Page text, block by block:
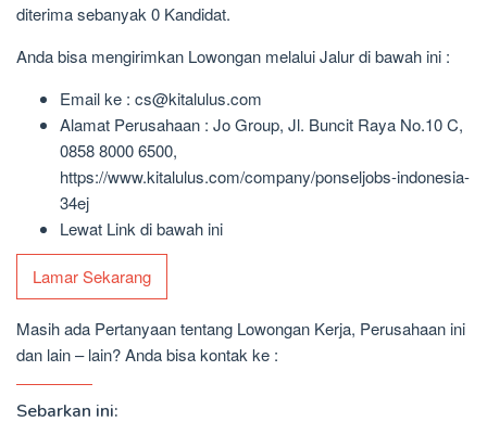
diterima sebanyak 0 Kandidat.
Anda bisa mengirimkan Lowongan melalui Jalur di bawah ini :
Email ke : cs@kitalulus.com
Alamat Perusahaan : Jo Group, Jl. Buncit Raya No.10 C,
0858 8000 6500,
https://www.kitalulus.com/company/ponseljobs-indonesia-
34ej
Lewat Link di bawah ini
Lamar Sekarang
Masih ada Pertanyaan tentang Lowongan Kerja, Perusahaan ini
dan lain – lain? Anda bisa kontak ke :
Sebarkan ini: